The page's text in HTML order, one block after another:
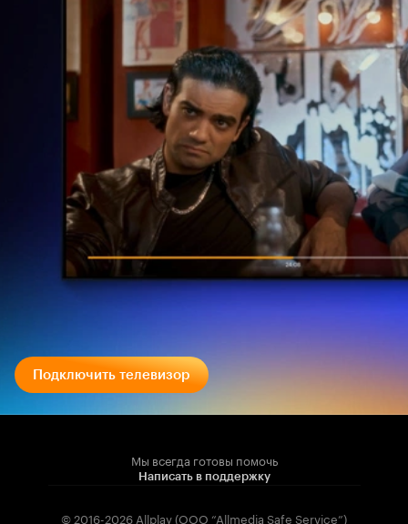
Подключить телевизор
Мы всегда готовы помочь
Написать в поддержку
© 2016-2026 Allplay (OOO “Allmedia Safe Service”)